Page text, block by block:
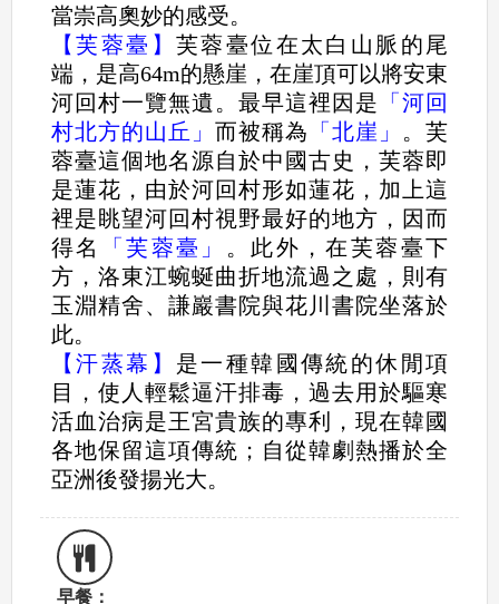
當崇高奧妙的感受。
【芙蓉臺】 芙蓉臺位在太白山脈的尾
端，是高64m的懸崖，在崖頂可以將安東
河回村一覽無遺。最早這裡因是 「河回
村北方的山丘」 而被稱為 「北崖」 。芙
蓉臺這個地名源自於中國古史，芙蓉即
是蓮花，由於河回村形如蓮花，加上這
裡是眺望河回村視野最好的地方，因而
得名
「芙蓉臺」 。此外，在芙蓉臺下
方，洛東江蜿蜒曲折地流過之處，則有
玉淵精舍、謙巖書院與花川書院坐落於
此。
【汗蒸幕】 是一種韓國傳統的休閒項
目，使人輕鬆逼汗排毒，過去用於驅寒
活血治病是王宮貴族的專利，現在韓國
各地保留這項傳統；自從韓劇熱播於全
亞洲後發揚光大。
早餐：